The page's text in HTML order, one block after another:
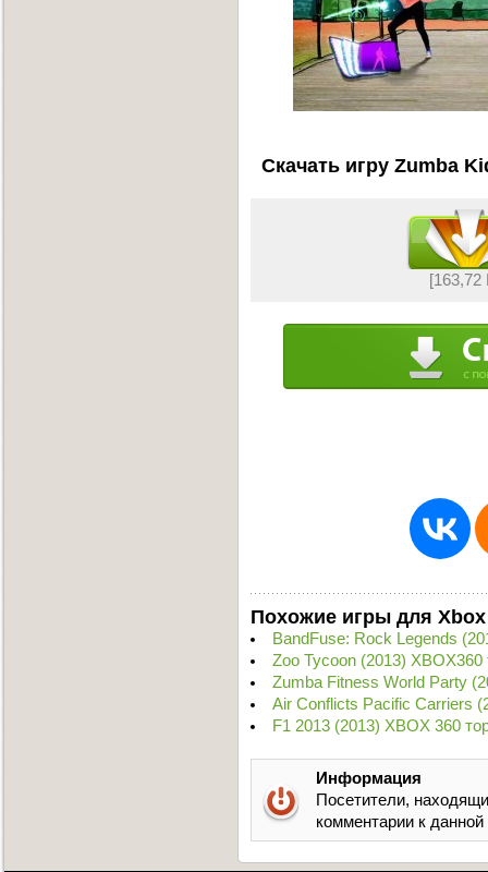
Скачать игру Zumba
[163,72
Похожие игры для Xbox
BandFuse: Rock Legends
Zoo Tycoon (2013) XBOX360
Zumba Fitness World Party
Air Conflicts Pacific Carriers
F1 2013 (2013) XBOX 360
Информация
Посетители,
комментарии к